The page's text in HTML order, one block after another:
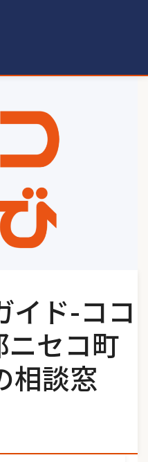
イド-ココ
セコ町
相談窓